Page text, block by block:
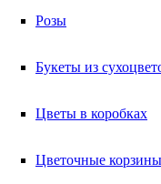
Розы
Букеты из
Цветы в коробках
Цветочные корзины